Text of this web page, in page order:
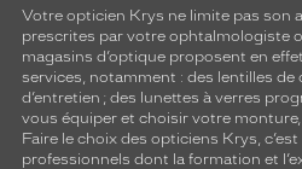
Votre opticien Krys ne limite pas son
prescrites par votre ophtalmologiste
magasins d’optique proposent en
services, notamment : des lentilles de
d’entretien ; des lunettes à verres
vous équiper et choisir votre
Faire le choix des opticiens Krys,
professionnels dont la formation et